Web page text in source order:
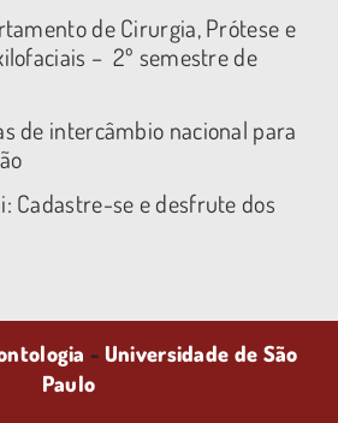
de Cirurgia, Prótese e
– 2º semestre de
de intercâmbio nacional para
Cadastre-se e desfrute dos
- Universidade de São
Paulo